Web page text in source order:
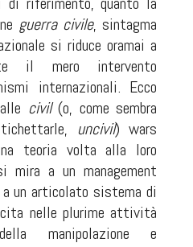
guerra civile, sintagma
si riduce oramai a
il mero intervento
internazionali. Ecco
civil(o, come sembra
uncivil)wars
teoria volta alla loro
si mira a unmanagement
un articolato sistema di
nelle plurime attività
manipolazione e